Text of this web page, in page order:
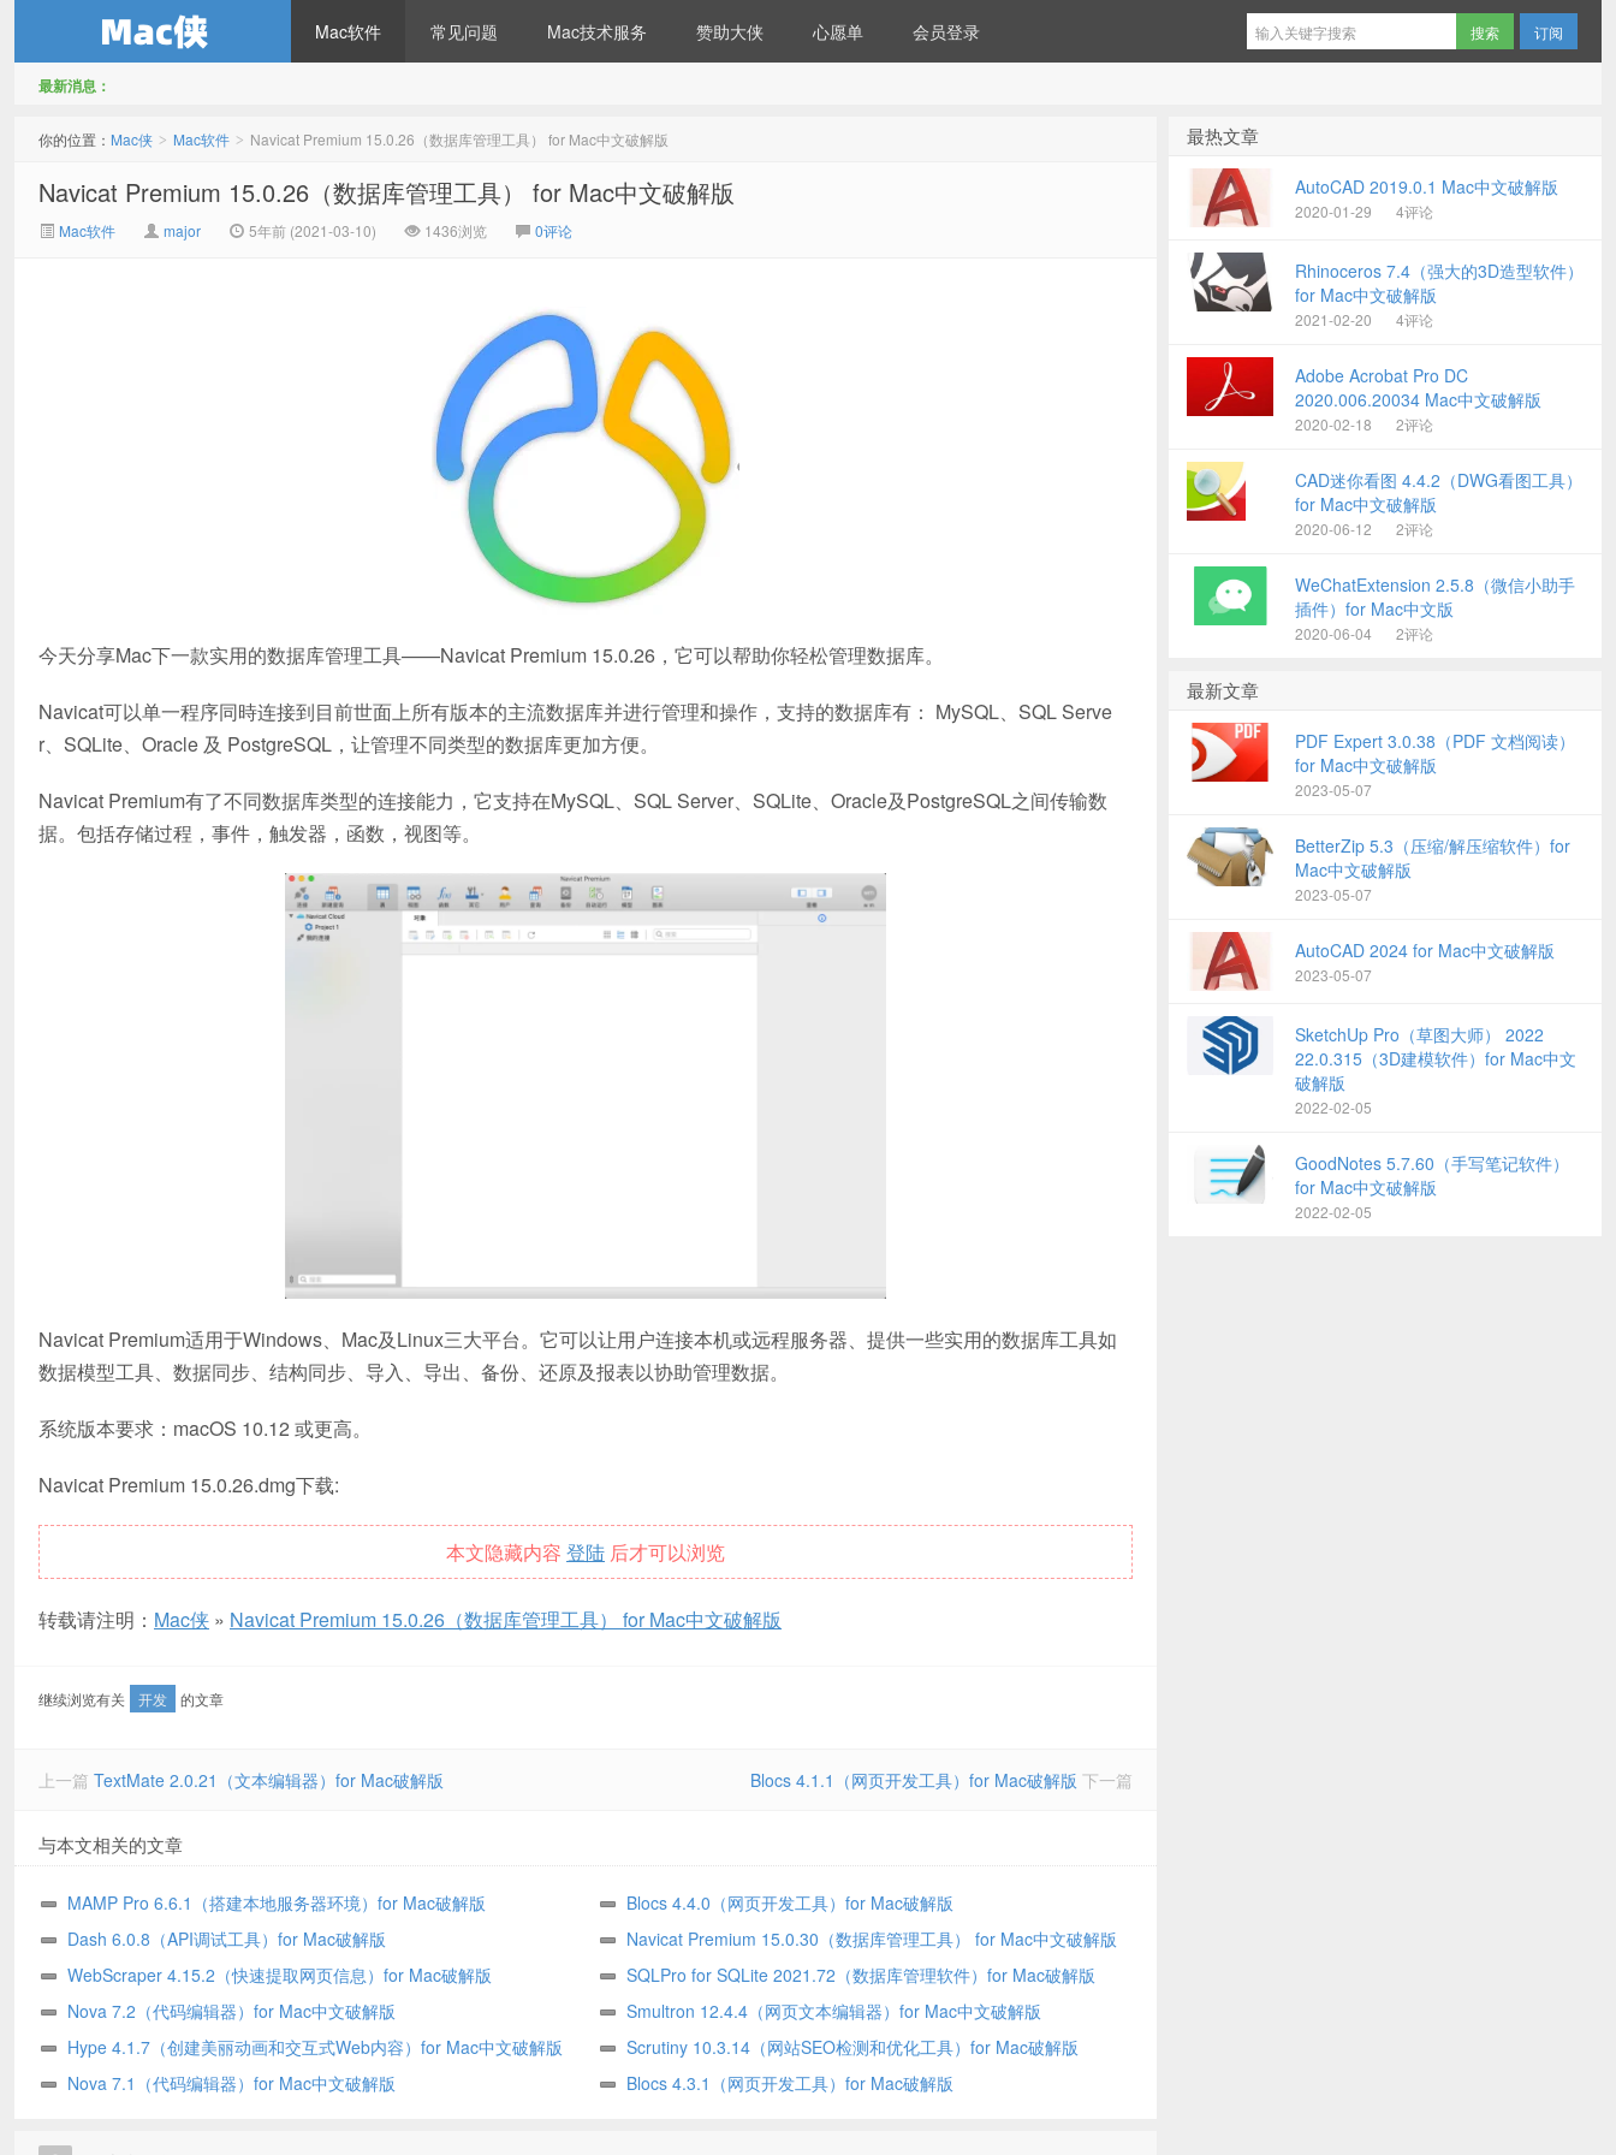
Mac软件 常见问题 Mac技术服务 赞助大侠 心愿单 会员登录 订阅
最新消息：
你的位置： Mac侠 > Mac软件 > Navicat Premium 15.0.26（数据库管理工具） for Mac中文破解版
Navicat Premium 15.0.26（数据库管理工具） for Mac中文破解版
Mac软件 major 5年前 (2021-03-10) 1436浏览 0评论
今天分享Mac下一款实用的数据库管理工具——Navicat Premium 15.0.26，它可以帮助你轻松管理数据库。
Navicat可以单一程序同時连接到目前世面上所有版本的主流数据库并进行管理和操作，支持的数据库有： MySQL、SQL Serve
r、SQLite、Oracle 及 PostgreSQL，让管理不同类型的数据库更加方便。
Navicat Premium有了不同数据库类型的连接能力，它支持在MySQL、SQL Server、SQLite、Oracle及PostgreSQL之间传输数
据。包括存储过程，事件，触发器，函数，视图等。
Navicat Premium适用于Windows、Mac及Linux三大平台。它可以让用户连接本机或远程服务器、提供一些实用的数据库工具如
数据模型工具、数据同步、结构同步、导入、导出、备份、还原及报表以协助管理数据。
系统版本要求：macOS 10.12 或更高。
Navicat Premium 15.0.26.dmg下载:
本文隐藏内容 登陆 后才可以浏览
转载请注明： Mac侠 » Navicat Premium 15.0.26（数据库管理工具） for Mac中文破解版
继续浏览有关 开发 的文章
上一篇 TextMate 2.0.21（文本编辑器）for Mac破解版 Blocs 4.1.1（网页开发工具）for Mac破解版 下一篇
与本文相关的文章
MAMP Pro 6.6.1（搭建本地服务器环境）for Mac破解版
Blocs 4.4.0（网页开发工具）for Mac破解版
Dash 6.0.8（API调试工具）for Mac破解版
Navicat Premium 15.0.30（数据库管理工具） for Mac中文破解版
WebScraper 4.15.2（快速提取网页信息）for Mac破解版
SQLPro for SQLite 2021.72（数据库管理软件）for Mac破解版
Nova 7.2（代码编辑器）for Mac中文破解版
Smultron 12.4.4（网页文本编辑器）for Mac中文破解版
Hype 4.1.7（创建美丽动画和交互式Web内容）for Mac中文破解版
Scrutiny 10.3.14（网站SEO检测和优化工具）for Mac破解版
Nova 7.1（代码编辑器）for Mac中文破解版
Blocs 4.3.1（网页开发工具）for Mac破解版
最热文章
AutoCAD 2019.0.1 Mac中文破解版
2020-01-29 4评论
Rhinoceros 7.4（强大的3D造型软件）
for Mac中文破解版
2021-02-20 4评论
Adobe Acrobat Pro DC
2020.006.20034 Mac中文破解版
2020-02-18 2评论
CAD迷你看图 4.4.2（DWG看图工具）
for Mac中文破解版
2020-06-12 2评论
WeChatExtension 2.5.8（微信小助手
插件）for Mac中文版
2020-06-04 2评论
最新文章
PDF Expert 3.0.38（PDF 文档阅读）
for Mac中文破解版
2023-05-07
BetterZip 5.3（压缩/解压缩软件）for
Mac中文破解版
2023-05-07
AutoCAD 2024 for Mac中文破解版
2023-05-07
SketchUp Pro（草图大师） 2022
22.0.315（3D建模软件）for Mac中文
破解版
2022-02-05
GoodNotes 5.7.60（手写笔记软件）
for Mac中文破解版
2022-02-05